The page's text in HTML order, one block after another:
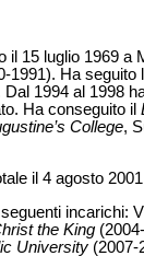
il 15 luglio 1969
1991). Ha seguito
1994 al 1998
Ha conseguito il
College,
il 4 agosto
incarichi:
the King
University (2007-